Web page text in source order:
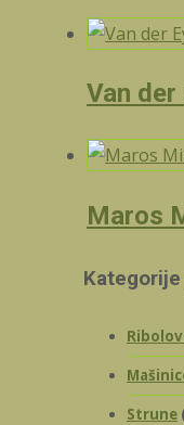
Van der
Maros
Strune